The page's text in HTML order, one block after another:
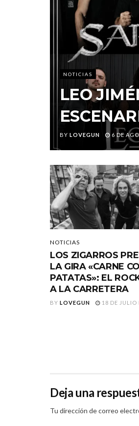
NOTICIAS
LEO
BY LOVEGUN 6 DE
NOTICIAS
LOS ZIGARROS
LA GIRA «CARNE
PATATAS»: EL
A LA CARRETERA
BY LOVEGUN 18 DE JULIO
Deja una
Tu dirección de correo